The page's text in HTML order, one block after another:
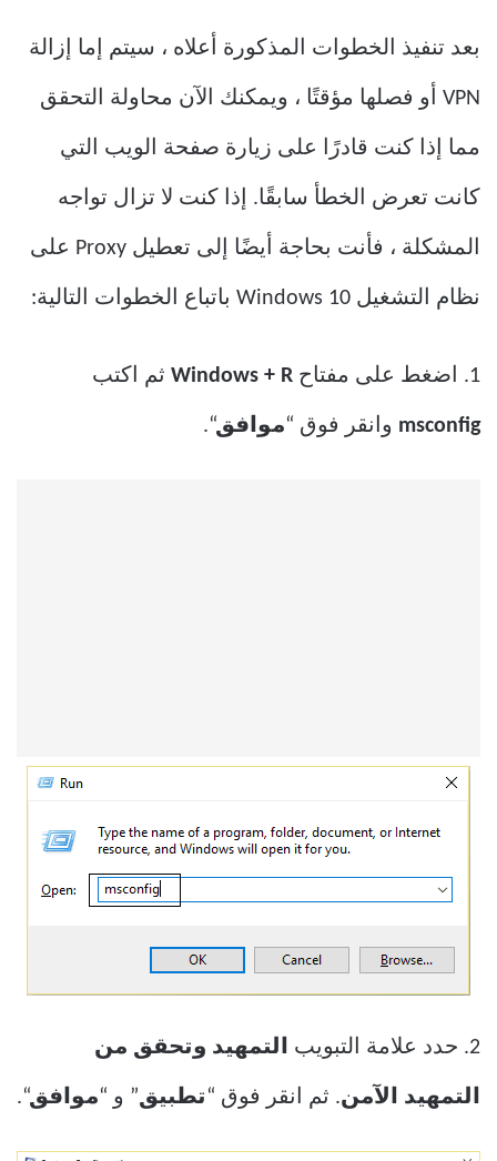
بعد تنفيذ الخطوات المذكورة أعلاه ، سيتم إما إزالة
VPN أو فصلها مؤقتًا ، ويمكنك الآن محاولة التحقق
مما إذا كنت قادرًا على زيارة صفحة الويب التي
كانت تعرض الخطأ سابقًا. إذا كنت لا تزال تواجه
المشكلة ، فأنت بحاجة أيضًا إلى تعطيل Proxy على
نظام التشغيل Windows 10 باتباع الخطوات التالية:
1. اضغط على مفتاح ثم اكتب
msconfig وانقر فوق “موافق“.
2. حدد علامة التبويب التمهيد وتحقق من
التمهيد الآمن. ثم انقر فوق “ تطبيق” و “موافق“.